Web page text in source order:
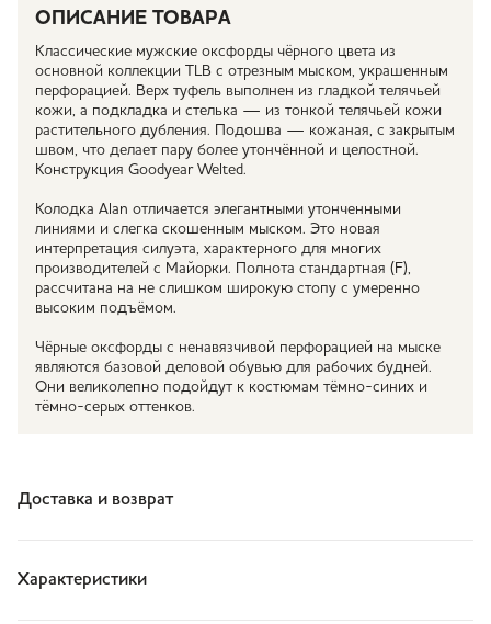
ОПИСАНИЕ ТОВАРА
Классические мужские оксфорды чёрного цвета из
основной коллекции TLB с отрезным мыском, украшенным
перфорацией. Верх туфель выполнен из гладкой телячьей
кожи, а подкладка и стелька — из тонкой телячьей кожи
растительного дубления. Подошва — кожаная, с закрытым
швом, что делает пару более утончённой и целостной.
Конструкция Goodyear Welted.
Колодка Alan отличается элегантными утонченными
линиями и слегка скошенным мыском. Это новая
интерпретация силуэта, характерного для многих
производителей с Майорки. Полнота стандартная (F),
рассчитана на не слишком широкую стопу с умеренно
высоким подъёмом.
Чёрные оксфорды с ненавязчивой перфорацией на мыске
являются базовой деловой обувью для рабочих будней.
Они великолепно подойдут к костюмам тёмно-синих и
тёмно-серых оттенков.
Доставка и возврат
Характеристики